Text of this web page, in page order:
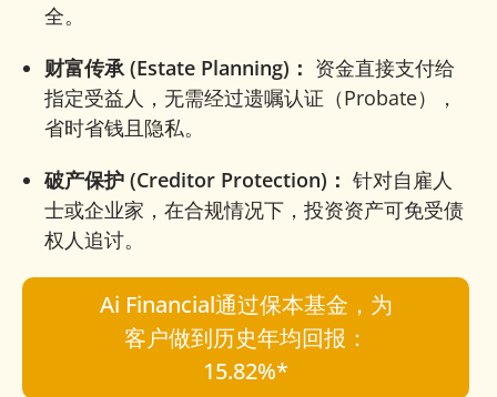
全。
财富传承 (Estate Planning)： 资金直接支付给
指定受益人，无需经过遗嘱认证（Probate），
省时省钱且隐私。
破产保护 (Creditor Protection)： 针对自雇人
士或企业家，在合规情况下，投资资产可免受债
权人追讨。
Ai Financial通过保本基金，为
客户做到历史年均回报：
15.82%*